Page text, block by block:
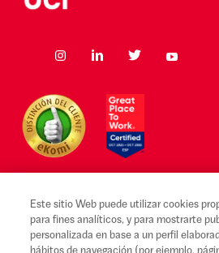
Aviso legal y Condiciones de uso
Este sitio Web puede utilizar cookies
para fines analíticos, y para mostrarte
personalizada en base a un perfil